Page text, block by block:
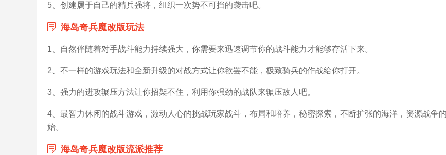
5、创建属于自己的精兵强将，组织一次势不可挡的袭击吧。
海岛奇兵魔改版玩法
1、自然伴随着对手战斗能力持续强大，你需要来迅速调节你的战斗能力才能够存活下来。
2、不一样的游戏玩法和全新升级的对战方式让你欲罢不能，极致骑兵的作战给你打开。
3、强力的进攻辗压方法让你招架不住，利用你强劲的战队来辗压敌人吧。
4、最智力休闲的战斗游戏，激动人心的挑战玩家战斗，布局和培养，秘密探索，不断扩张的海洋，资源战争
始。
海岛奇兵魔改版流派推荐